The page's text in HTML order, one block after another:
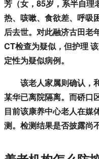
芳（女，85岁，系半自理
热、咳嗽、食欲差、呼吸
后去世。对此融济古田老
CT检查为疑似，但护理
定性为疑似病例。
该老人家属则确认，
某华已离院隔离。而硚口
目前该康养中心老人在媒
测。检测结果是否披露尚